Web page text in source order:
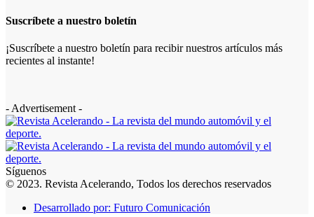
Suscríbete a nuestro boletín
¡Suscríbete a nuestro boletín para recibir nuestros artículos más
recientes al instante!
- Advertisement -
Síguenos
© 2023. Revista Acelerando, Todos los derechos reservados
Desarrollado por: Futuro Comunicación